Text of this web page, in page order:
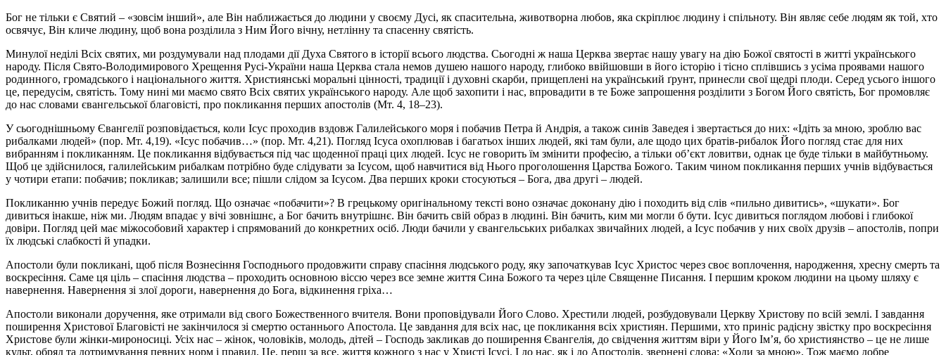
Бог не тільки є Святий – «зовсім інший», але Він наближається до людини у своєму Дусі, як спасительна, животворна любов, яка скріплює людину і спільноту. Він являє себе людям як той, хто
освячує, Він кличе людину, щоб вона розділила з Ним Його вічну, нетлінну та спасенну святість.
Минулої неділі Всіх святих, ми роздумували над плодами дії Духа Святого в історії всього людства. Сьогодні ж наша Церква звертає нашу увагу на дію Божої святості в житті українського
народу. Після Свято-Володимирового Хрещення Русі-України наша Церква стала немов душею нашого народу, глибоко ввійшовши в його історію і тісно сплівшись з усіма проявами нашого
родинного, громадського і національного життя. Християнські моральні цінності, традиції і духовні скарби, прищеплені на український ґрунт, принесли свої щедрі плоди. Серед усього іншого
це, передусім, святість. Тому нині ми маємо свято Всіх святих українського народу. Але щоб захопити і нас, впровадити в те Боже запрошення розділити з Богом Його святість, Бог промовляє
до нас словами євангельської благовісті, про покликання перших апостолів (Мт. 4, 18–23).
У сьогоднішньому Євангелії розповідається, коли Ісус проходив вздовж Галилейського моря і побачив Петра й Андрія, а також синів Заведея і звертається до них: «Ідіть за мною, зроблю вас
рибалками людей» (пор. Мт. 4,19). «Ісус побачив…» (пор. Мт. 4,21). Погляд Ісуса охоплював і багатьох інших людей, які там були, але щодо цих братів-рибалок Його погляд стає для них
вибранням і покликанням. Це покликання відбувається під час щоденної праці цих людей. Ісус не говорить їм змінити професію, а тільки об’єкт ловитви, однак це буде тільки в майбутньому.
Щоб це здійснилося, галилейським рибалкам потрібно буде слідувати за Ісусом, щоб навчитися від Нього проголошення Царства Божого. Таким чином покликання перших учнів відбувається
у чотири етапи: побачив; покликав; залишили все; пішли слідом за Ісусом. Два перших кроки стосуються – Бога, два другі – людей.
Покликанню учнів передує Божий погляд. Що означає «побачити»? В грецькому оригінальному тексті воно означає доконану дію і походить від слів «пильно дивитись», «шукати». Бог
дивиться інакше, ніж ми. Людям впадає у вічі зовнішнє, а Бог бачить внутрішнє. Він бачить свій образ в людині. Він бачить, ким ми могли б бути. Ісус дивиться поглядом любові і глибокої
довіри. Погляд цей має міжособовий характер і спрямований до конкретних осіб. Люди бачили у євангельських рибалках звичайних людей, а Ісус побачив у них своїх друзів – апостолів, попри
їх людські слабкості й упадки.
Апостоли були покликані, щоб після Вознесіння Господнього продовжити справу спасіння людського роду, яку започаткував Ісус Христос через своє воплочення, народження, хресну смерть та
воскресіння. Саме ця ціль – спасіння людства – проходить основною віссю через все земне життя Сина Божого та через ціле Священне Писання. І першим кроком людини на цьому шляху є
навернення. Навернення зі злої дороги, навернення до Бога, відкинення гріха…
Апостоли виконали доручення, яке отримали від свого Божественного вчителя. Вони проповідували Його Слово. Хрестили людей, розбудовували Церкву Христову по всій землі. І завдання
поширення Христової Благовісті не закінчилося зі смертю останнього Апостола. Це завдання для всіх нас, це покликання всіх християн. Першими, хто приніс радісну звістку про воскресіння
Христове були жінки-мироносиці. Усіх нас – жінок, чоловіків, молодь, дітей – Господь закликав до поширення Євангелія, до свідчення життям віри у Його Ім’я, бо християнство – це не лише
культ, обряд та дотримування певних норм і правил. Це, перш за все, життя кожного з нас у Христі Ісусі. І до нас, як і до Апостолів, звернені слова: «Ходи за мною». Тож маємо добре